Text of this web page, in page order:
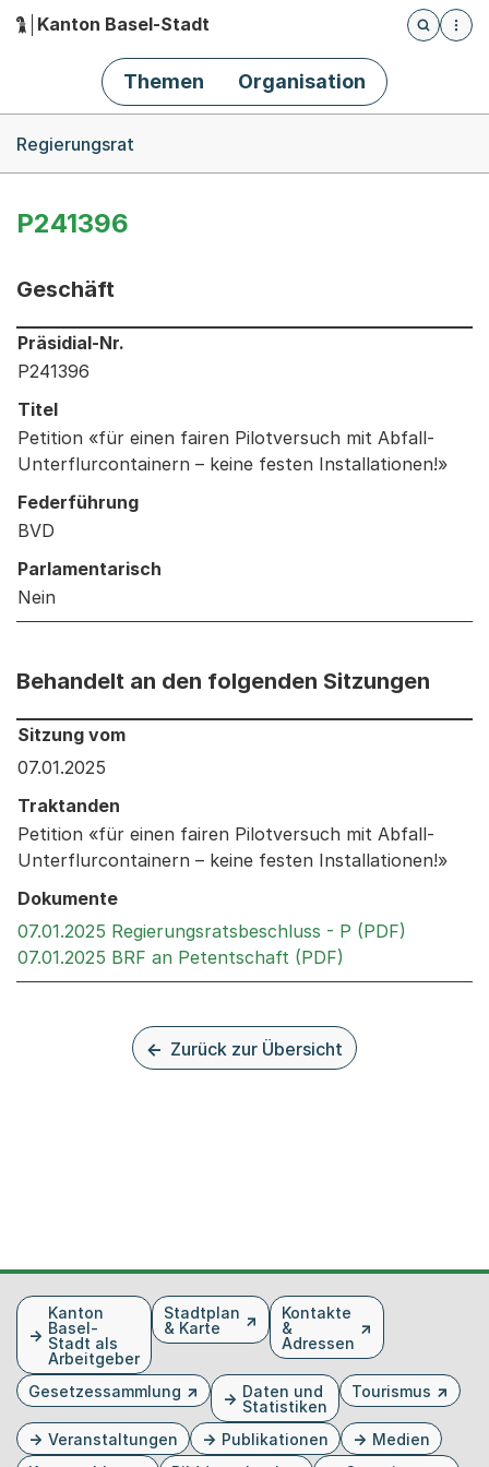
Hauptnavigation
Kanton Basel-Stadt
Öffnet
Themen Organisation
Regierungsrat
P241396
Geschäft
Informationen zum Ausgewählten Geschäft
Präsidial-Nr.
P241396
Titel
Petition «für einen fairen Pilotversuch mit Abfall-
Unterflurcontainern – keine festen Installationen!»
Federführung
BVD
Parlamentarisch
Nein
Behandelt an den folgenden Sitzungen
Behandelt an den folgenden Sitzungen: Informationen
Sitzung vom
07.01.2025
Traktanden
Petition «für einen fairen Pilotversuch mit Abfall-
Unterflurcontainern – keine festen Installationen!»
Dokumente
07.01.2025 Regierungsratsbeschluss - P (PDF)
07.01.2025 BRF an Petentschaft (PDF)
Zurück zur Übersicht
FusszeileKanton
Basel-
Stadt als
Arbeitgeber
Stadtplan
& Karte
Kontakte
&
Adressen
Gesetzessammlung
Daten und
Statistiken
Tourismus
Veranstaltungen Publikationen
Medien